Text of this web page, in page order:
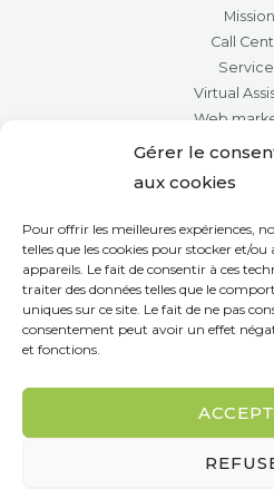
Gérer le
aux cookies
Pour offrir les meilleures expériences,
telles que les cookies pour stocker et/
appareils. Le fait de consentir à ces
traiter des données telles que le
uniques sur ce site. Le fait de ne pas
consentement peut avoir un effet
et fonctions.
Mission
Call
Virtual
Web
Real estate
Contact
3030 Boulevard Lévesque O
info@grouillez-